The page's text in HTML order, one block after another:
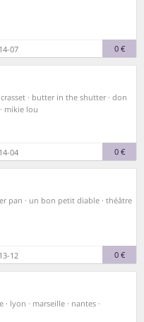
07 0 €
crasset · butter in the shutter · don
mikie lou
04 0 €
pan · un bon petit diable · théâtre
12 0 €
· lyon · marseille · nantes ·